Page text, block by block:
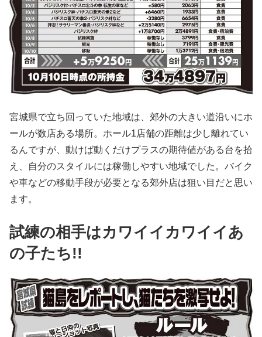
宮城県で立ち回っていた地域は、郊外の大きい道沿いにホ
ールが数店ある場所。ホール1店舗の距離は少し離れてい
るんですが、動けば動くだけプラスの期待値がある台を拾
え、自分のスタイルには稼働しやすい地域でした。バイク
や車などの移動手段が必要となる郊外店は狙い目だと思い
ます。
試練の相手はカワイイカワイイあ
の子たち!!